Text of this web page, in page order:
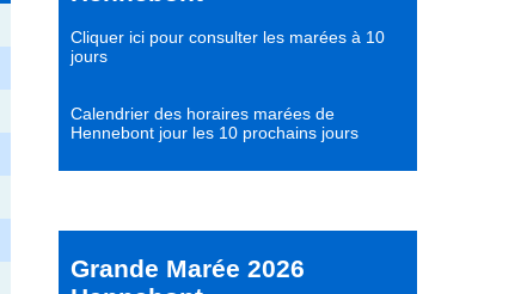
Cliquer ici pour consulter les marées à 10
jours
Calendrier des horaires marées de
Hennebont jour les 10 prochains jours
Grande Marée 2026